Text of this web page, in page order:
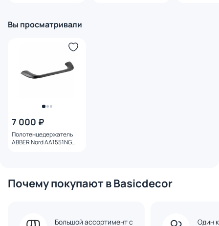
Вы просматривали
7 000 ₽
Полотенцедержатель
ABBER Nord AA1551NG
Почему покупают в Basicdecor
Большой ассортимент с
Один